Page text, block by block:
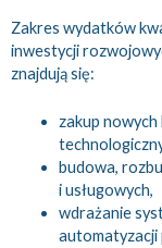
Zakres wydatków
inwestycji
znajdują się:
zakup nowych
budowa,
i usługowych,
wdrażanie
automatyzacji